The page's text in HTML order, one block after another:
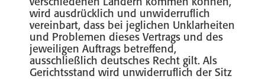
verschiedenen Ländern kommen können,
wird ausdrücklich und unwiderruflich
vereinbart, dass bei jeglichen Unklarheiten
und Problemen dieses Vertrags und des
jeweiligen Auftrags betreffend,
ausschließlich deutsches Recht gilt. Als
Gerichtsstand wird unwiderruflich der Sitz